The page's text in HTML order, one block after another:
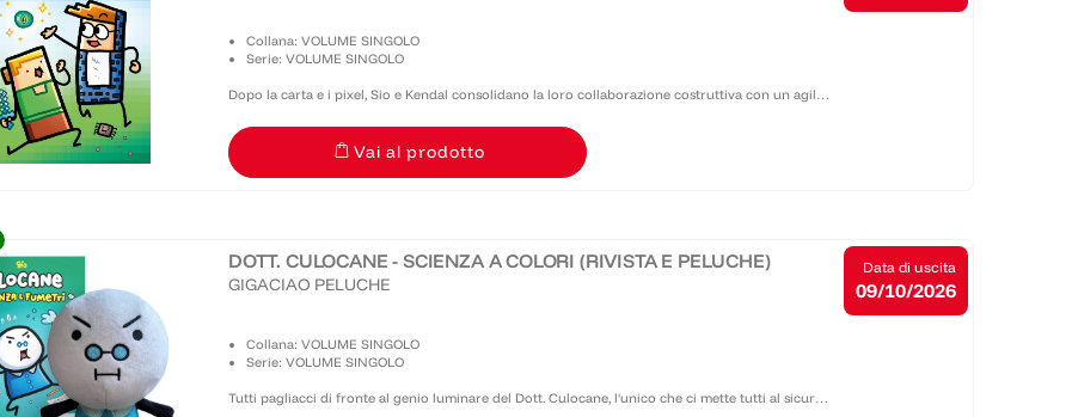
Collana: VOLUME SINGOLO
Serie: VOLUME SINGOLO
Dopo la carta e i pixel, Sio e Kendal consolidano la loro collaborazione costruttiva con un agile
libro spillato in cui vecchie e nuove avventure dei due diventano coloratissime, e arrivano tra le...
Vai al prodotto
DOTT. CULOCANE - SCIENZA A COLORI (RIVISTA E PELUCHE)
GIGACIAO PELUCHE
Collana: VOLUME SINGOLO
Serie: VOLUME SINGOLO
Tutti pagliacci di fronte al genio luminare del Dott. Culocane, l'unico che ci mette tutti al sicuro
Data di uscita
09/10/2026